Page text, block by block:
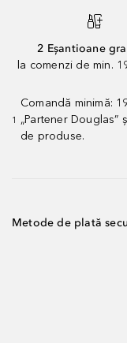
2 Eșantioane
la comenzi de min.
1
Comandă minimă:
„Partener
de produse.
Metode de plată